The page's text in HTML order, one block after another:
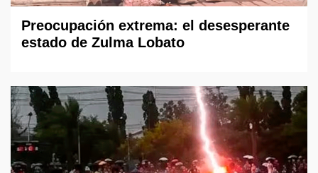
Preocupación extrema: el desesperante
estado de Zulma Lobato